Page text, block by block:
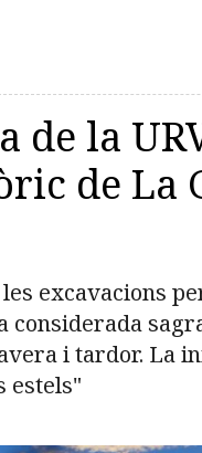
de la
de La
excavacions
i tardor. La
estels"